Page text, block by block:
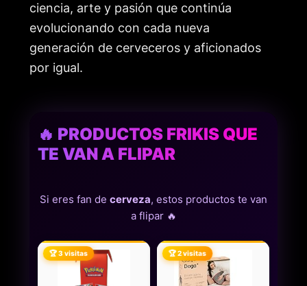
ciencia, arte y pasión que continúa
evolucionando con cada nueva
generación de cerveceros y aficionados
por igual.
🔥 PRODUCTOS FRIKIS QUE
TE VAN A FLIPAR
Si eres fan de cerveza, estos productos te van
a flipar 🔥
🏆 3 visitas 🏆 2 visitas